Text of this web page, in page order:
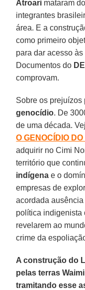
Atroari mataram
integrantes
área. E a
como primeiro
para dar acesso
Documentos do
comprovam.
Sobre os
genocídio. De
de uma década.
O GENOCÍDIO
adquirir no Cimi
território que
indígena e o
empresas de
acordada ausência
política indigenista
revelarem ao
crime da
A construção do
pelas terras
tramitando esse